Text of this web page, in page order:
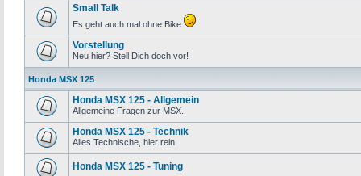
Small Talk
Es geht auch mal ohne Bike
Vorstellung
Neu hier? Stell Dich doch vor!
Honda MSX 125
Honda MSX 125 - Allgemein
Allgemeine Fragen zur MSX.
Honda MSX 125 - Technik
Alles Technische, hier rein
Honda MSX 125 - Tuning